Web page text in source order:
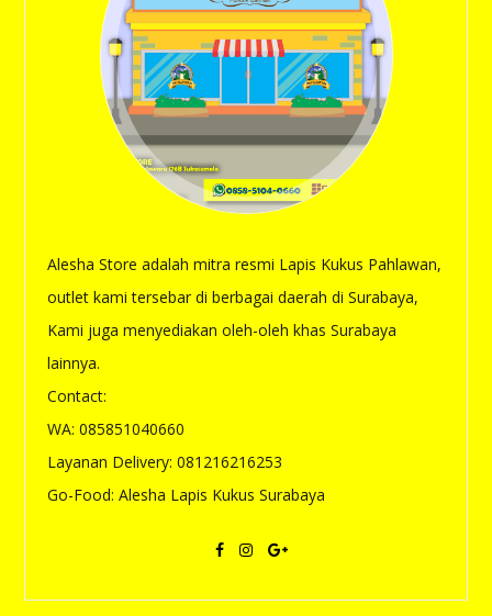
Alesha Store adalah mitra resmi Lapis Kukus Pahlawan,
outlet kami tersebar di berbagai daerah di Surabaya,
Kami juga menyediakan oleh-oleh khas Surabaya
lainnya.
Contact:
WA: 085851040660
Layanan Delivery: 081216216253
Go-Food: Alesha Lapis Kukus Surabaya